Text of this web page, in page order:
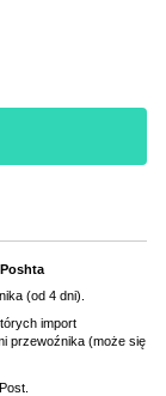
(od 4 dni).
import
przewoźnika (może się